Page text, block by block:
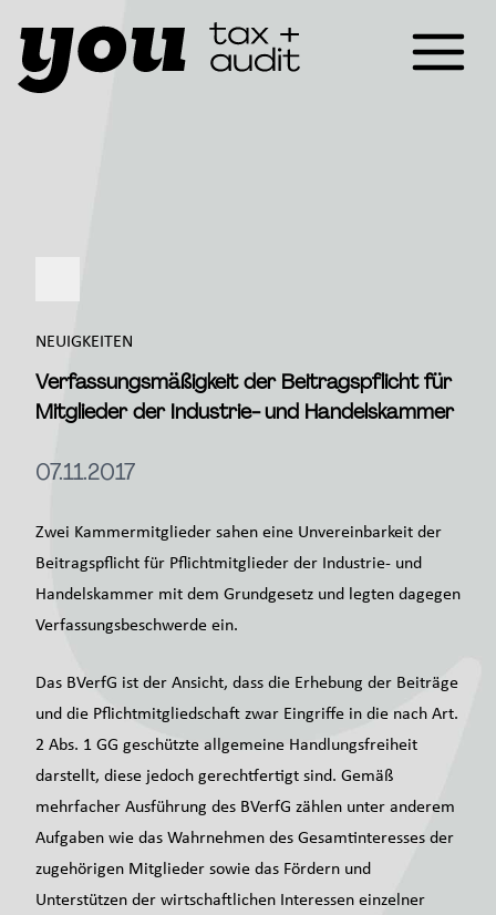
NEUIGKEITEN
Verfassungsmäßigkeit der Beitragspflicht für
Mitglieder der Industrie- und Handelskammer
07.11.2017
Zwei Kammermitglieder sahen eine Unvereinbarkeit der
Beitragspflicht für Pflichtmitglieder der Industrie- und
Handelskammer mit dem Grundgesetz und legten dagegen
Verfassungsbeschwerde ein.
Das BVerfG ist der Ansicht, dass die Erhebung der Beiträge
und die Pflichtmitgliedschaft zwar Eingriffe in die nach Art.
2 Abs. 1 GG geschützte allgemeine Handlungsfreiheit
darstellt, diese jedoch gerechtfertigt sind. Gemäß
mehrfacher Ausführung des BVerfG zählen unter anderem
Aufgaben wie das Wahrnehmen des Gesamtinteresses der
zugehörigen Mitglieder sowie das Fördern und
Unterstützen der wirtschaftlichen Interessen einzelner